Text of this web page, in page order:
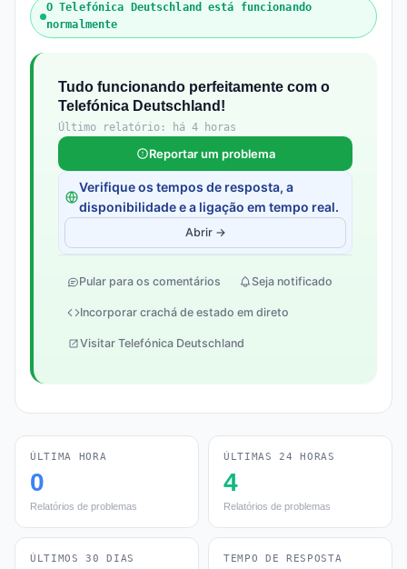
O Telefónica Deutschland está funcionando
normalmente
Tudo funcionando perfeitamente com o
Telefónica Deutschland!
Último relatório: há 4 horas
Reportar um problema
Verifique os tempos de resposta, a
disponibilidade e a ligação em tempo real.
Abrir →
Pular para os comentários Seja notificado
Incorporar crachá de estado em direto
Visitar Telefónica Deutschland
ÚLTIMA HORA
0
Relatórios de problemas
ÚLTIMAS 24 HORAS
4
Relatórios de problemas
ÚLTIMOS 30 DIAS TEMPO DE RESPOSTA